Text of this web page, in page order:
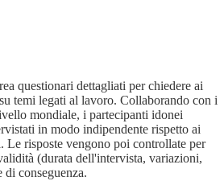
questionari dettagliati per chiedere ai
temi legati al lavoro. Collaborando con i
mondiale, i partecipanti idonei
in modo indipendente rispetto ai
Le risposte vengono poi controllate per
(durata dell'intervista, variazioni,
conseguenza.